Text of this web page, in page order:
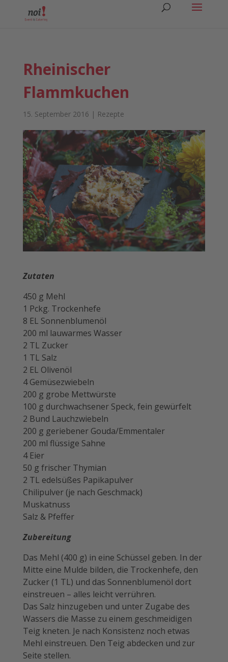
Rheinischer
Flammkuchen
15. September 2016 | Rezepte
Zutaten
450 g Mehl
1 Pckg. Trockenhefe
8 EL Sonnenblumenöl
200 ml lauwarmes Wasser
2 TL Zucker
1 TL Salz
2 EL Olivenöl
4 Gemüsezwiebeln
200 g grobe Mettwürste
100 g durchwachsener Speck, fein gewürfelt
2 Bund Lauchzwiebeln
200 g geriebener Gouda/Emmentaler
200 ml flüssige Sahne
4 Eier
50 g frischer Thymian
2 TL edelsüßes Papikapulver
Chilipulver (je nach ­Geschmack)
Muskatnuss
Salz & Pfeffer
Zubereitung
Das Mehl (400 g) in eine Schüssel geben. In der
Mitte eine Mulde bilden, die Trockenhefe, den
Zucker (1 TL) und das ­Sonnenblumenöl dort
einstreuen – alles leicht verrühren.
Das Salz hinzu­geben und unter Zugabe des
Wassers die Masse zu einem geschmeidigen
Teig kneten. Je nach Konsistenz noch etwas
Mehl einstreuen. Den Teig abdecken und zur
Seite stellen.